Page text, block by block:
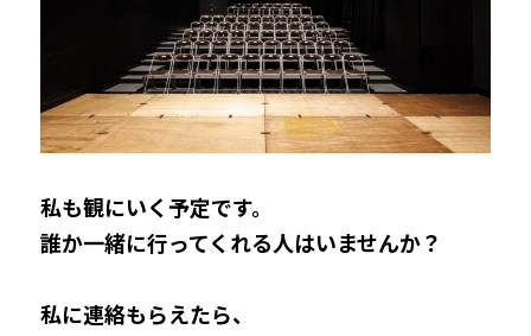
私も観にいく予定です。
誰か一緒に行ってくれる人はいませんか？
私に連絡もらえたら、